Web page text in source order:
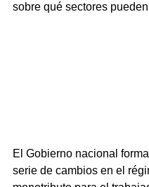
sobre qué sectores
El Gobierno nacional
serie de cambios en el